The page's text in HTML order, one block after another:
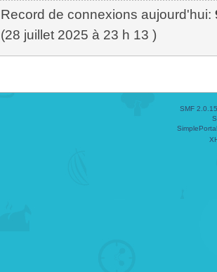
Record de connexions aujourd'hui:
(28 juillet 2025 à 23 h 13 )
SMF 2.0.15